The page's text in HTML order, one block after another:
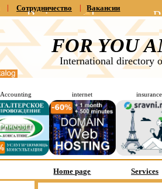
Сотрудничество Вакансии
FOR YOU
International directory
Accounting internet insurance
Home page Services